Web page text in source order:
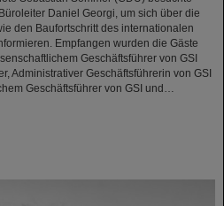
Daniel Georgi, um sich über die
den Baufortschritt des internationalen
Empfangen wurden die Gäste
Geschäftsführer von GSI
Administrativer Geschäftsführerin von GSI
Geschäftsführer von GSI und…